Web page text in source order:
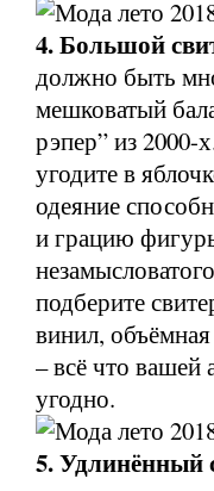
4. Большой
должно быть
мешковатый
рэпер” из
угодите в
одеяние
и грацию
подберите
винил,
– всё что вашей
угодно.
5. Удлинённый